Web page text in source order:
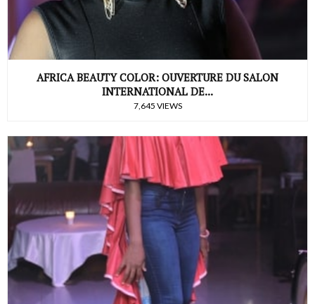
AFRICA BEAUTY COLOR: OUVERTURE DU SALON
INTERNATIONAL DE...
7,645 VIEWS